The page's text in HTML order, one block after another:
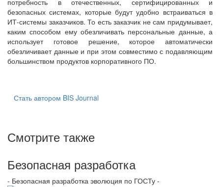
безопасных системах, которые будут удобно встраиваться в
ИТ-системы заказчиков. То есть заказчик не сам придумывает,
каким способом ему обезличивать персональные данные, а
использует готовое решение, которое автоматически
обезличивает данные и при этом совместимо с подавляющим
большинством продуктов корпоративного ПО.
Стать автором BIS Journal
Смотрите также
Безопасная разработка
- Безопасная разработка эволюция по ГОСТу -